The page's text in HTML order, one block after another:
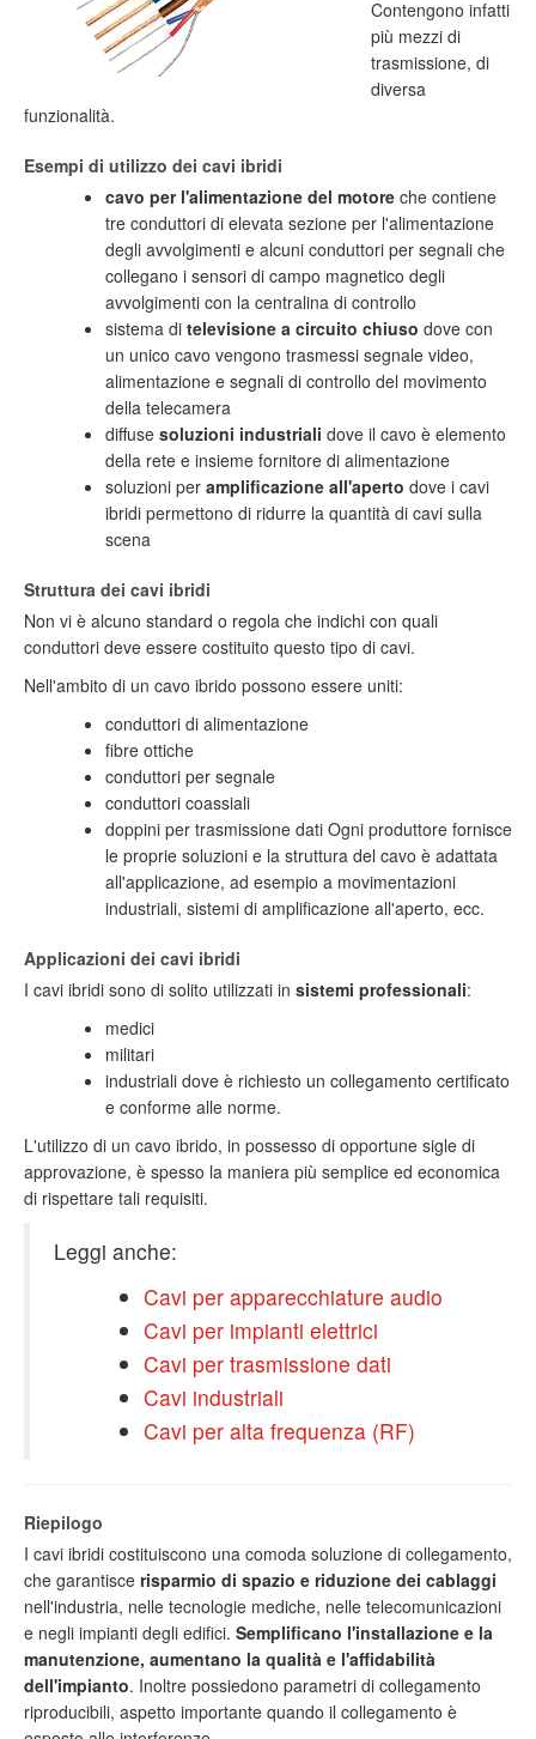
Contengono infatti
più mezzi di
trasmissione, di
diversa
funzionalità.
Esempi di utilizzo dei cavi ibridi
cavo per l'alimentazione del motore che contiene
tre conduttori di elevata sezione per l'alimentazione
degli avvolgimenti e alcuni conduttori per segnali che
collegano i sensori di campo magnetico degli
avvolgimenti con la centralina di controllo
sistema di televisione a circuito chiuso dove con
un unico cavo vengono trasmessi segnale video,
alimentazione e segnali di controllo del movimento
della telecamera
diffuse soluzioni industriali dove il cavo è elemento
della rete e insieme fornitore di alimentazione
soluzioni per amplificazione all'aperto dove i cavi
ibridi permettono di ridurre la quantità di cavi sulla
scena
Struttura dei cavi ibridi
Non vi è alcuno standard o regola che indichi con quali
conduttori deve essere costituito questo tipo di cavi.
Nell'ambito di un cavo ibrido possono essere uniti:
conduttori di alimentazione
fibre ottiche
conduttori per segnale
conduttori coassiali
doppini per trasmissione dati Ogni produttore fornisce
le proprie soluzioni e la struttura del cavo è adattata
all'applicazione, ad esempio a movimentazioni
industriali, sistemi di amplificazione all'aperto, ecc.
Applicazioni dei cavi ibridi
I cavi ibridi sono di solito utilizzati in sistemi professionali:
medici
militari
industriali dove è richiesto un collegamento certificato
e conforme alle norme.
L'utilizzo di un cavo ibrido, in possesso di opportune sigle di
approvazione, è spesso la maniera più semplice ed economica
di rispettare tali requisiti.
Leggi anche:
Cavi per apparecchiature audio
Cavi per impianti elettrici
Cavi per trasmissione dati
Cavi industriali
Cavi per alta frequenza (RF)
Riepilogo
I cavi ibridi costituiscono una comoda soluzione di collegamento,
che garantisce risparmio di spazio e riduzione dei cablaggi
nell'industria, nelle tecnologie mediche, nelle telecomunicazioni
e negli impianti degli edifici. Semplificano l'installazione e la
manutenzione, aumentano la qualità e l'affidabilità
dell'impianto. Inoltre possiedono parametri di collegamento
riproducibili, aspetto importante quando il collegamento è